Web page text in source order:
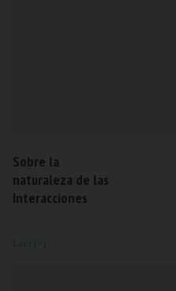
Sobre la
naturaleza de las
Interacciones
Leer (+)